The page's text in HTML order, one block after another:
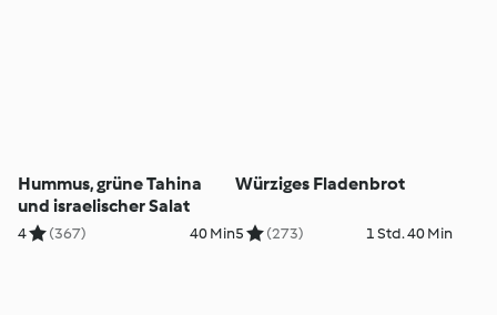
Hummus, grüne Tahina
und israelischer Salat
4 (367) 40 Min
Würziges Fladenbrot
5 (273) 1 Std. 40 Min